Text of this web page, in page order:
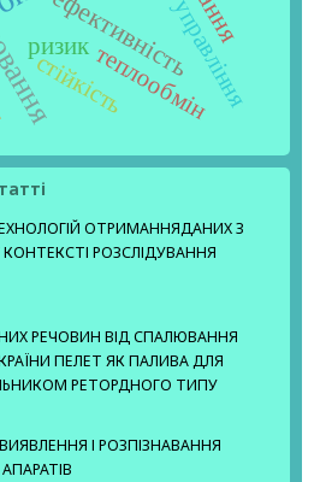
ефективність
ризик управління
теплообмін
стійкість
ОТРИМАННЯДАНИХ З
РОЗСЛІДУВАННЯ
РЕЧОВИН ВІД СПАЛЮВАННЯ
ПЕЛЕТ ЯК ПАЛИВА ДЛЯ
РЕТОРДНОГО ТИПУ
І РОЗПІЗНАВАННЯ